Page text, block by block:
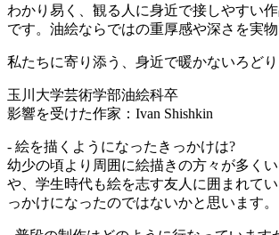
わかり易く、観る人に身近で接しやすい
です。油絵ならではの重厚感や深さを実
私たちに寄り添う、身近で暖かないろどり
玉川大学芸術学部油絵科卒
影響を受けた作家：Ivan Shishkin
- 絵を描くようになったきっかけは?
幼少の頃より周囲に絵描きの方々が多く
や、学生時代も絵を志す友人に囲まれて
っかけになったのではないかと思います。